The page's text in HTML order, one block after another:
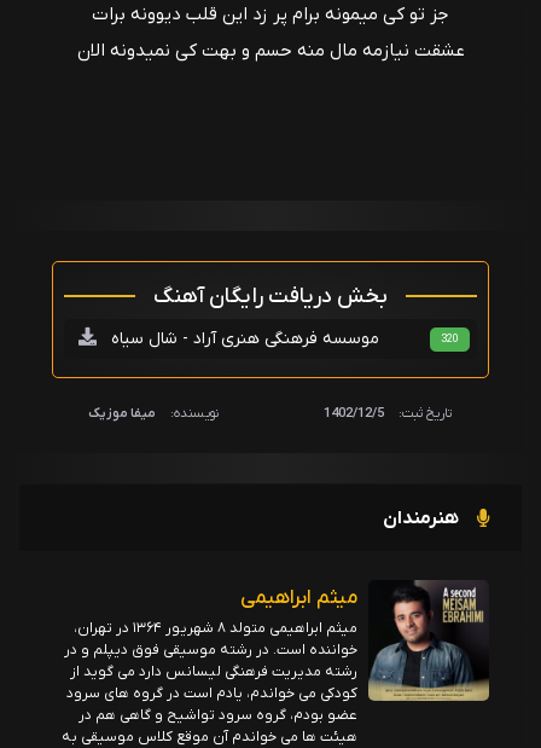
ﺟﺰ ﺗﻮ ﻛﻰ ﻣﻴﻤﻮﻧﻪ ﺑﺮام ﭘﺮ زد اﻳﻦ ﻗﻠﺐ دﻳﻮوﻧﻪ ﺑﺮات
ﻋﺸﻘﺖ ﻧﻴﺎزﻣﻪ ﻣﺎل ﻣﻨﻪ ﺣﺴﻢ و ﺑﻬﺖ ﻛﻰ ﻧﻤﻴﺪوﻧﻪ اﻟﺎن
بخش دریافت رایگان آهنگ
موسسه فرهنگی هنری آراد - شال سیاه 320
تاریخ ثبت: 1402/12/5 نویسنده: میفا موزیک
هنرمندان
میثم ابراهیمی
میثم ابراهیمی متولد ۸ شهریور ۱۳۶۴ در تهران،
خواننده است. در رشته موسیقی فوق دیپلم و در
رشته مدیریت فرهنگی لیسانس دارد می گوید از
کودکی می خواندم، یادم است در گروه های سرود
عضو بودم، گروه سرود تواشیح و گاهی هم در
هیئت ها می خواندم آن موقع کلاس موسیقی به